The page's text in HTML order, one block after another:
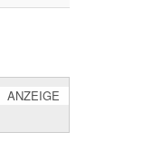
ANZEIGE